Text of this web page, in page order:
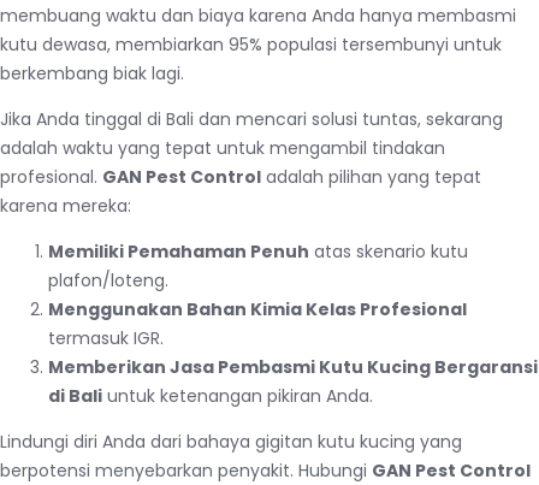
membuang waktu dan biaya karena Anda hanya membasmi
kutu dewasa, membiarkan 95% populasi tersembunyi untuk
berkembang biak lagi.
Jika Anda tinggal di Bali dan mencari solusi tuntas, sekarang
adalah waktu yang tepat untuk mengambil tindakan
profesional. GAN Pest Control adalah pilihan yang tepat
karena mereka:
Memiliki Pemahaman Penuh atas skenario kutu
plafon/loteng.
Menggunakan Bahan Kimia Kelas Profesional
termasuk IGR.
Memberikan Jasa Pembasmi Kutu Kucing Bergaransi
di Bali untuk ketenangan pikiran Anda.
Lindungi diri Anda dari bahaya gigitan kutu kucing yang
berpotensi menyebarkan penyakit. Hubungi GAN Pest Control